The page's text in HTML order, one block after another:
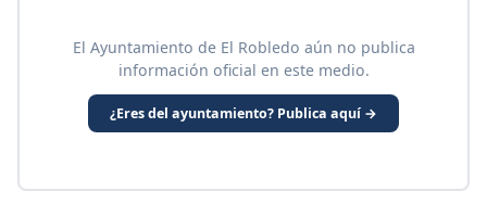
El Ayuntamiento de El Robledo aún no publica
información oficial en este medio.
¿Eres del ayuntamiento? Publica aquí →